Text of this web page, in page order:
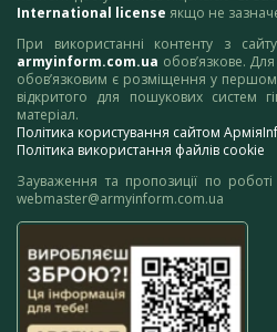
International license якщо не
При використанні контенту з
armyinform.com.ua обов’язкове.
обов’язковим є розміщення у
відкритого для пошукових систем
матеріал.
Політика користування сайтом
Політика використання файлів cookie
Зауваження та пропозиції по
webmaster@armyinform.com.ua